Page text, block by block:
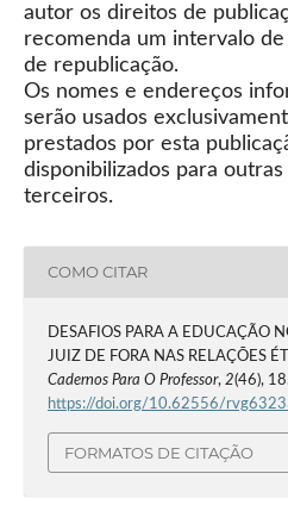
autor os direitos de
recomenda um intervalo
de republicação.
Os nomes e endereços
serão usados
prestados por esta
disponibilizados para
terceiros.
COMO CITAR
DESAFIOS PARA A EDUCAÇÃO
JUIZ DE FORA NAS RELAÇÕES
Cadernos Para O Professor, 2(46),
https://doi.org/10.62556/
FORMATOS DE CITAÇÃO